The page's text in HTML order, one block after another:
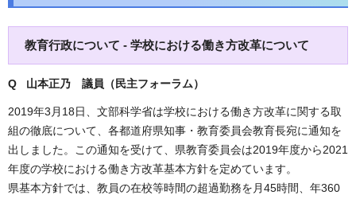
教育行政について - 学校における働き方改革について
Q 山本正乃 議員（民主フォーラム）
2019年3月18日、文部科学省は学校における働き方改革に関する取
組の徹底について、各都道府県知事・教育委員会教育長宛に通知を
出しました。この通知を受けて、県教育委員会は2019年度から2021
年度の学校における働き方改革基本方針を定めています。
県基本方針では、教員の在校等時間の超過勤務を月45時間、年360